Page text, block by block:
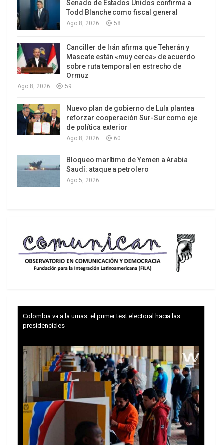
internacionales. Éste pueblo, que ha pasado con
éxito pruebas patrióticas extremamente duras,
altura de su conciencia y firmeza en el
desempeño de nuestra labor”. Al-Assad dijo a los
miembros del Parlamento que sus misiones
a cabo de la mejor manera sin poseer una visión
de desarrollo clara y para ello se requieren dos
factores: el diálogo constructivo y la
hincapié en que la función de supervisión del
Consejo no debe pasar por alto su papel
participativo junto con el Poder Ejecutivo.
prevista constituyó un golpe contra quienes le
desean a Siria encerrarse en sí misma y hundirse
en la sangre de sus hijos y volver a décadas atrás
han aclarado las cosas y caído las máscaras”,
dijo.
“El papel internacional respecto de los
acontecimientos ya había sido puesto al desnudo
desde hace décadas, pues el colonialismo
siempre seguirá siendo colonialismo, lo que
cambian son los estilos y las caras; y el papel
regional se ha desenmascarado ha si mismo, ….
Despues de toda la noble sangre derramada,
necesitamos tener mucho juicio y aprender del
Senado de Estados Unidos confirma a
Todd Blanche como fiscal general
Ago 8, 2026 58
Canciller de Irán afirma que Teherán y
Mascate están «muy cerca» de acuerdo
sobre ruta temporal en estrecho de
Ormuz
Ago 8, 2026 59
Nuevo plan de gobierno de Lula plantea
reforzar cooperación Sur-Sur como eje
de política exterior
Ago 8, 2026 60
Bloqueo marítimo de Yemen a Arabia
Saudí: ataque a petrolero
Ago 5, 2026
Colombia va a la urnas: el primer test electoral hacia las
presidenciales